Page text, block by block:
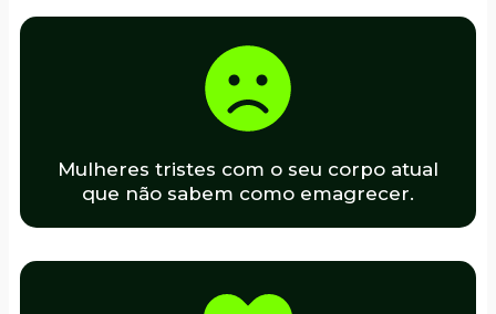
Mulheres tristes com o seu corpo atual
que não sabem como emagrecer.